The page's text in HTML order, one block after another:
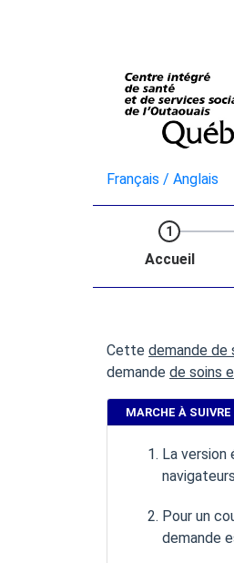
Français / Anglais
1
Accueil
Cette demande de
demande de soins
MARCHE À SUIVRE
La
Pour un
demande